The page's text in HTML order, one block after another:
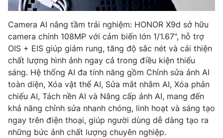
Camera AI nâng tầm trải nghiệm: HONOR X9d sở hữu
camera chính 108MP với cảm biến lớn 1/1.67", hỗ trợ
OIS + EIS giúp giảm rung, tăng độ sắc nét và cải thiện
chất lượng hình ảnh ngay cả trong điều kiện thiếu
sáng. Hệ thống AI đa tính năng gồm Chỉnh sửa ảnh AI
toàn diện, Xóa vật thể AI, Sửa mắt nhắm AI, Xóa phản
chiếu AI, Tách nền AI và Nâng cấp ảnh AI, mang đến
khả năng chỉnh sửa nhanh chóng, linh hoạt và sáng tạo
ngay trên điện thoại, giúp người dùng dễ dàng tạo ra
những bức ảnh chất lượng chuyên nghiệp.